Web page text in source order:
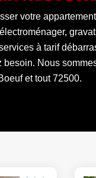
votre
à tarif
Nous
et tout 72500.